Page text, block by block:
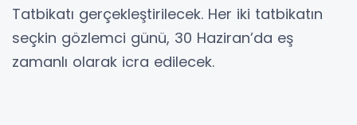
Tatbikatı gerçekleştirilecek. Her iki tatbikatın
seçkin gözlemci günü, 30 Haziran’da eş
zamanlı olarak icra edilecek.